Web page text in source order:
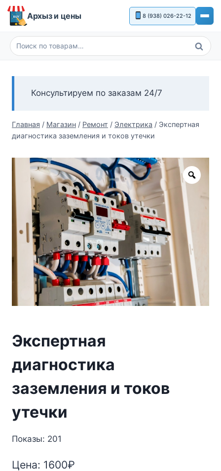
Перейти
Архыз и цены 8 (938) 026-22-12
Искать:
Поиск
Консультируем по заказам 24/7
Главная / Магазин / Ремонт / Электрика / Экспертная
диагностика заземления и токов утечки
Zoom
Экспертная
диагностика
заземления и токов
утечки
Показы: 201
Цена: 1600₽